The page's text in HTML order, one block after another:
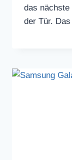
das
der Tür.